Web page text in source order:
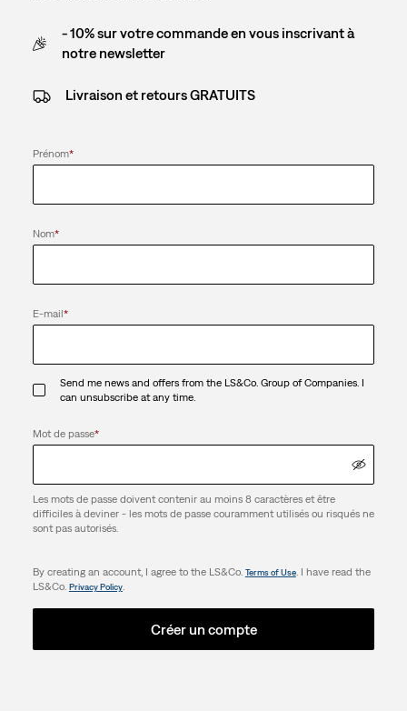
- 10% sur votre commande en vous inscrivant à
notre newsletter
Livraison et retours GRATUITS
Prénom*
Nom*
E-mail*
Send me news and offers from the LS&Co. Group of Companies. I
can unsubscribe at any time.
Mot de passe*
Les mots de passe doivent contenir au moins 8 caractères et être
difficiles à deviner - les mots de passe couramment utilisés ou risqués ne
sont pas autorisés.
By creating an account, I agree to the LS&Co. Terms of Use. I have read the
LS&Co. Privacy Policy.
Créer un compte